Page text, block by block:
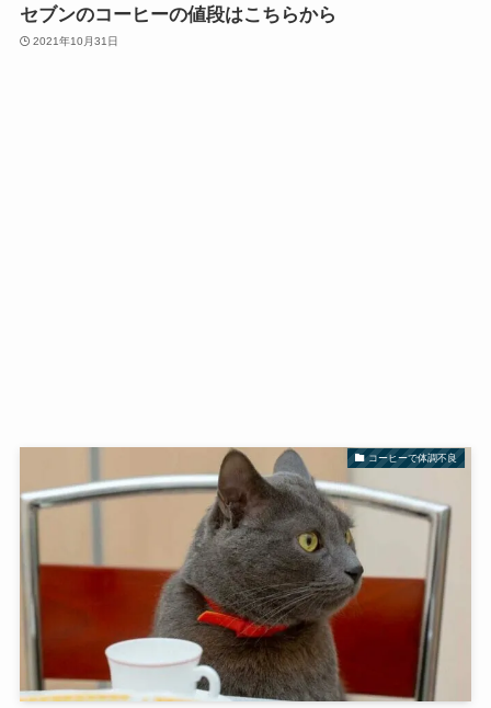
セブンのコーヒーの値段はこちらから
2021年10月31日
コーヒーで体調不良